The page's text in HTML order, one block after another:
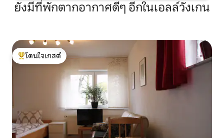
ยังมีที่พักตากอากาศดีๆ อีกในเอลล์วังเกน
โดนใจเกสต์ที่สุด
โดนใจเกสต์